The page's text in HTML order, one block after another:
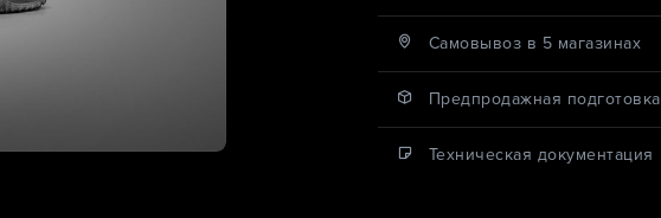
Cамовывоз в 5 магазинах
Предпродажная подготовка
Техническая документация